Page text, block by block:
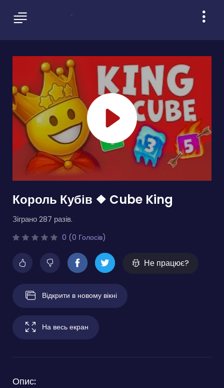
Король Кубів ❖ Cube King
Зіграно 287 разів.
0 (0 Голосів)
Не працює?
Відкрити в новому вікні
На весь екран
Опис: